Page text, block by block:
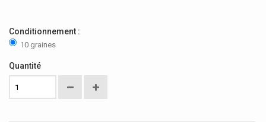
Conditionnement :
10 graines
Quantité